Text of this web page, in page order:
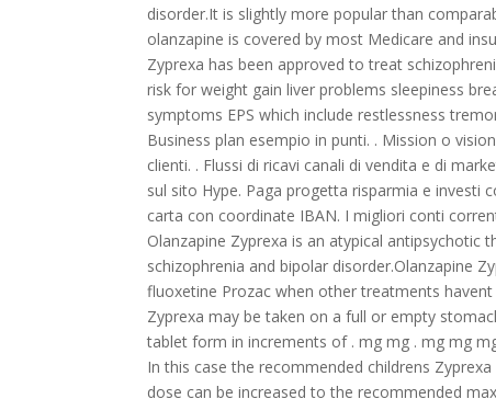
disorder.It is slightly more popular than
olanzapine is covered by most Medicare and
Zyprexa has been approved to treat
risk for weight gain liver problems sleepiness
symptoms EPS which include restlessness
Business plan esempio in punti. . Mission o
clienti. . Flussi di ricavi canali di vendita e di
sul sito Hype. Paga progetta risparmia e investi
carta con coordinate IBAN. I migliori conti
Olanzapine Zyprexa is an atypical
schizophrenia and bipolar disorder.Olanzapine
fluoxetine Prozac when other treatments
Zyprexa may be taken on a full or empty
tablet form in increments of . mg mg . mg mg
In this case the recommended childrens
dose can be increased to the recommended